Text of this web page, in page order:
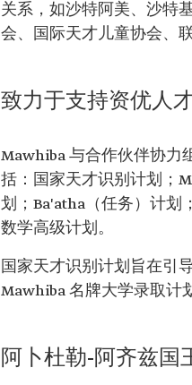
关系，如沙特阿美、沙特
会、国际天才儿童协会、
致力于支持资优人
Mawhiba 与合作伙伴协力
括：国家天才识别计划；
划；Ba'atha（任务）计划
数学高级计划。
国家天才识别计划旨在引
Mawhiba 名牌大学录取计
阿卜杜勒-阿齐兹国